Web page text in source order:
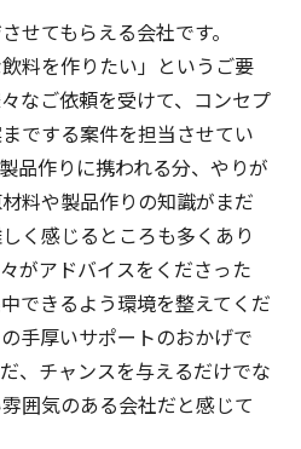
せてもらえる会社です。
料を作りたい」というご要
なご依頼を受けて、コンセプ
でする案件を担当させてい
品作りに携われる分、やりが
料や製品作りの知識がまだ
く感じるところも多くあり
がアドバイスをくださった
できるよう環境を整えてくだ
手厚いサポートのおかげで
、チャンスを与えるだけでな
囲気のある会社だと感じて